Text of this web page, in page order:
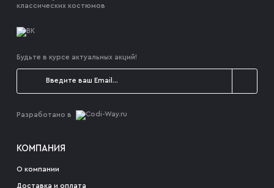
Офисные
Пальто
классических костюмов
Будьте в курсе актуальных акций!
Разработано в
КОМПАНИЯ
О компании
Доставка и оплата